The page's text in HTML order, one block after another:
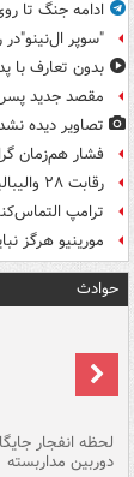
ادامه جنگ تا
"سوپر
بدون تعارف با
مقصد جدید پسر
تصاویر دیده‌
فشار هم‌زمان
رقابت ۲۸ والیبالیست برای حضور در فهرست نهایی تیم ملی
ترامپ
مورینیو هرگز
حوادث
دوربین مداربسته